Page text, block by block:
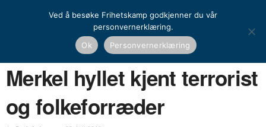
Utenriks Merkel hyllet kjent terrorist og folkeforræder
Merkel hyllet kjent terrorist
og folkeforræder
Ved å besøke Frihetskamp godkjenner du vår
personvernerklæring.
Ok
Personvernerklæring